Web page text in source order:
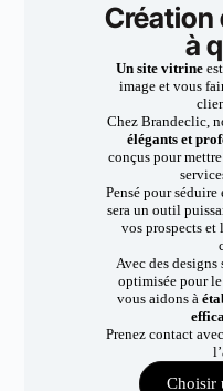
Création
à
Un site vitrine
image et vous
Chez Brandeclic,
élégants et
conçus pour
Pensé pour
sera un outil
vos prospects et
Avec des designs
optimisée pour
vous aidons à
Prenez contact
Choisir